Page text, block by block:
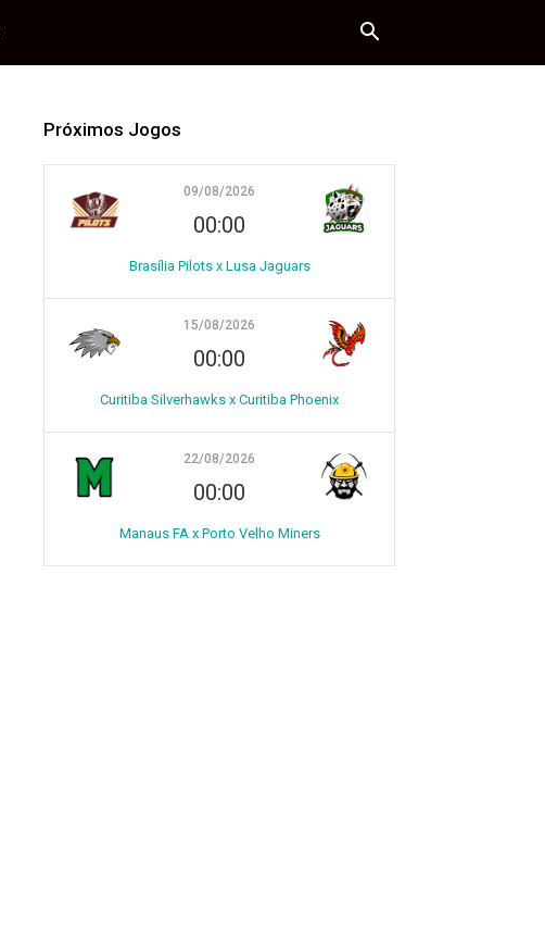
Próximos Jogos
09/08/2026
00:00
Brasília Pilots x Lusa Jaguars
15/08/2026
00:00
Curitiba Silverhawks x Curitiba Phoenix
22/08/2026
00:00
Manaus FA x Porto Velho Miners